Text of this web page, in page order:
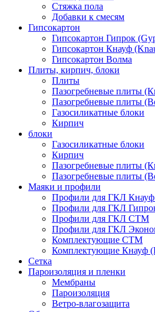
Стяжка пола
Добавки к смесям
Гипсокартон
Гипсокартон Гипрок
Гипсокартон Кнауф
Гипсокартон Волма
Плиты, кирпич, блоки
Плиты
Пазогребневые плиты
Пазогребневые плиты
Газосиликатные блоки
Кирпич
блоки
Газосиликатные блоки
Кирпич
Пазогребневые плиты
Пазогребневые плиты
Маяки и профили
Профили для ГКЛ
Профили для ГКЛ
Профили для ГКЛ СТМ
Профили для ГКЛ
Комплектующие СТМ
Комплектующие Кнауф
Сетка
Пароизоляция и пленки
Мембраны
Пароизоляция
Ветро-влагозащита